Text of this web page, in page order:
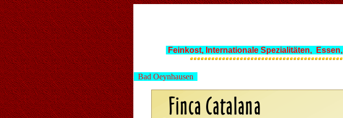
Feinkost, Internationale Spezialitäten, Essen,
Bad Oeynhausen